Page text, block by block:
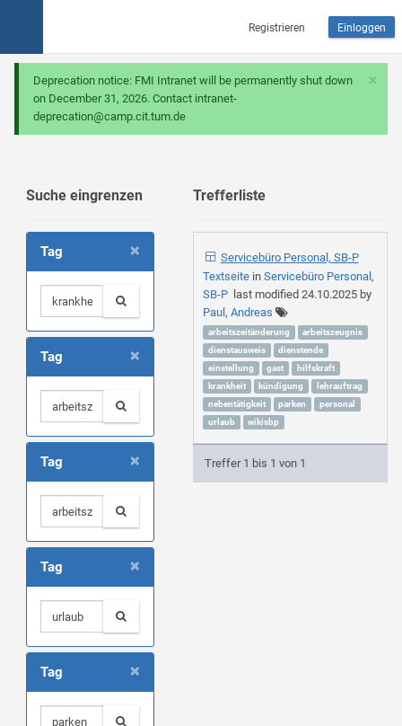
Registrieren Einloggen
×
Deprecation notice: FMI Intranet will be permanently shut down
on December 31, 2026. Contact intranet-
deprecation@camp.cit.tum.de
Suche eingrenzen
×
Tag
×
Tag
×
Tag
×
Tag
×
Tag
Trefferliste
Servicebüro Personal, SB-P
Textseite in Servicebüro Personal,
SB-Plast modified 24.10.2025by
Paul, Andreas
arbeitszeitänderung
arbeitszeugnis
dienstausweis
dienstende
einstellung
gast
hilfskraft
krankheit
kündigung
lehrauftrag
nebentätigkeit
parken
personal
urlaub
wikisbp
Treffer 1 bis 1 von 1